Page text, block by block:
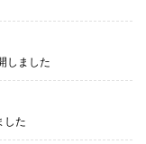
しました
した